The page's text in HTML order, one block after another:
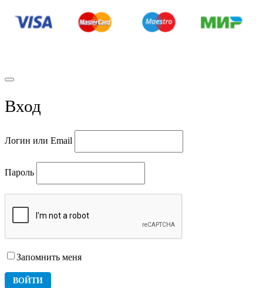
Вход
Логин или Email
Пароль
Запомнить меня